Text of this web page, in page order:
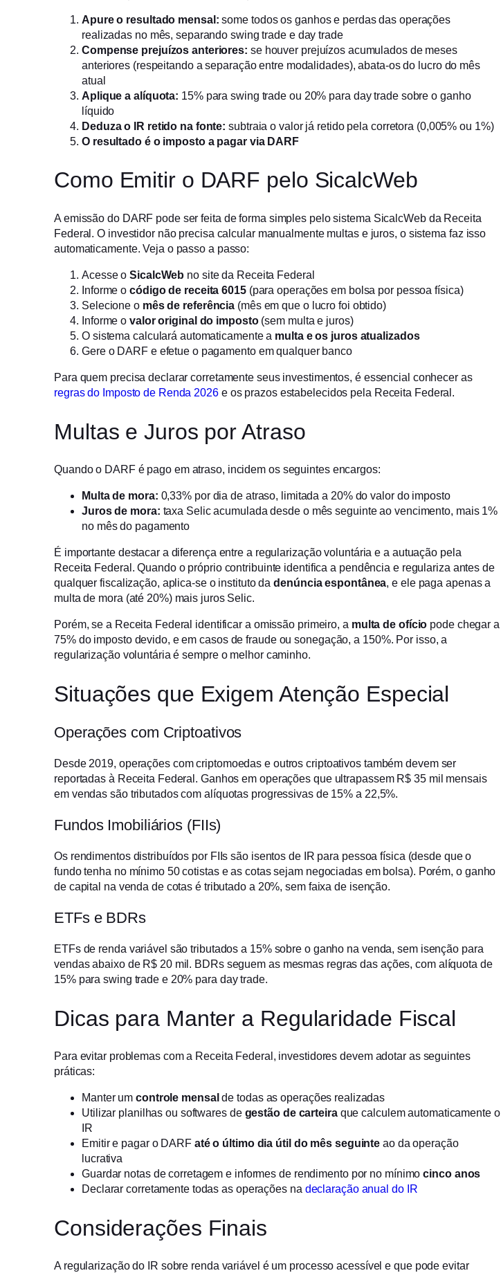
Apure o resultado mensal: some todos os ganhos e perdas das operações
realizadas no mês, separando swing trade e day trade
Compense prejuízos anteriores: se houver prejuízos acumulados de meses
anteriores (respeitando a separação entre modalidades), abata-os do lucro do mês
atual
Aplique a alíquota: 15% para swing trade ou 20% para day trade sobre o ganho
líquido
Deduza o IR retido na fonte: subtraia o valor já retido pela corretora (0,005% ou 1%)
O resultado é o imposto a pagar via DARF
Como Emitir o DARF pelo SicalcWeb
A emissão do DARF pode ser feita de forma simples pelo sistema SicalcWeb da Receita
Federal. O investidor não precisa calcular manualmente multas e juros, o sistema faz isso
automaticamente. Veja o passo a passo:
Acesse oSicalcWeb no site da Receita Federal
Informe o código de receita 6015(para operações em bolsa por pessoa física)
Selecione o mês de referência (mês em que o lucro foi obtido)
Informe o valor original do imposto(sem multa e juros)
O sistema calculará automaticamente a multa e os juros atualizados
Gere o DARF e efetue o pagamento em qualquer banco
Para quem precisa declarar corretamente seus investimentos, é essencial conhecer as
regras do Imposto de Renda 2026e os prazos estabelecidos pela Receita Federal.
Multas e Juros por Atraso
Quando o DARF é pago em atraso, incidem os seguintes encargos:
Multa de mora: 0,33% por dia de atraso, limitada a 20% do valor do imposto
Juros de mora: taxa Selic acumulada desde o mês seguinte ao vencimento, mais 1%
no mês do pagamento
É importante destacar a diferença entre a regularização voluntária e a autuação pela
Receita Federal. Quando o próprio contribuinte identifica a pendência e regulariza antes de
qualquer fiscalização, aplica-se o instituto dadenúncia espontânea, e ele paga apenas a
multa de mora (até 20%) mais juros Selic.
Porém, se a Receita Federal identificar a omissão primeiro, a multa de ofício pode chegar a
75% do imposto devido, e em casos de fraude ou sonegação, a 150%. Por isso, a
regularização voluntária é sempre o melhor caminho.
Situações que Exigem Atenção Especial
Operações com Criptoativos
Desde 2019, operações com criptomoedas e outros criptoativos também devem ser
reportadas à Receita Federal. Ganhos em operações que ultrapassem R$ 35 mil mensais
em vendas são tributados com alíquotas progressivas de 15% a 22,5%.
Fundos Imobiliários (FIIs)
Os rendimentos distribuídos por FIIs são isentos de IR para pessoa física (desde que o
fundo tenha no mínimo 50 cotistas e as cotas sejam negociadas em bolsa). Porém, o ganho
de capital na venda de cotas é tributado a 20%, sem faixa de isenção.
ETFs e BDRs
ETFs de renda variável são tributados a 15% sobre o ganho na venda, sem isenção para
vendas abaixo de R$ 20 mil. BDRs seguem as mesmas regras das ações, com alíquota de
15% para swing trade e 20% para day trade.
Dicas para Manter a Regularidade Fiscal
Para evitar problemas com a Receita Federal, investidores devem adotar as seguintes
práticas:
Manter um controle mensal de todas as operações realizadas
Utilizar planilhas ou softwares de gestão de carteiraque calculem automaticamente o
IR
Emitir e pagar o DARF até o último dia útil do mês seguinte ao da operação
lucrativa
Guardar notas de corretagem e informes de rendimento por no mínimocinco anos
Declarar corretamente todas as operações na declaração anual do IR
Considerações Finais
A regularização do IR sobre renda variável é um processo acessível e que pode evitar